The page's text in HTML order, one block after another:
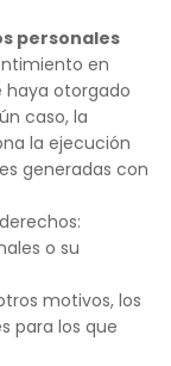
personales
en
haya otorgado
caso, la
la ejecución
generadas con
o su
motivos, los
para los que